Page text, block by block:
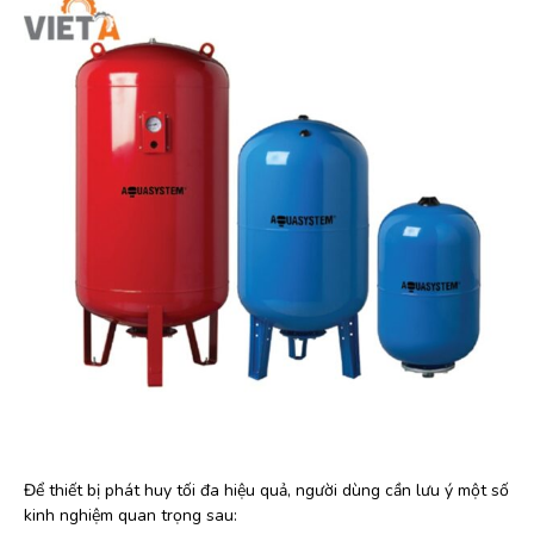
Để thiết bị phát huy tối đa hiệu quả, người dùng cần lưu ý một số
kinh nghiệm quan trọng sau: